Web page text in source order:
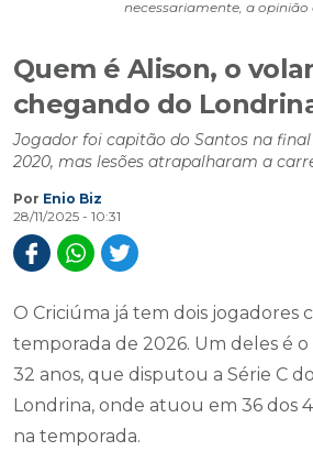
necessariamente, a opinião
Quem é Alison, o
chegando do
Jogador foi capitão do Santos na
2020, mas lesões atrapalharam a
Por Enio Biz
28/11/2025 - 10:31
O Criciúma já tem dois jogadores
temporada de 2026. Um deles é
32 anos, que disputou a Série C
Londrina, onde atuou em 36 dos
na temporada.